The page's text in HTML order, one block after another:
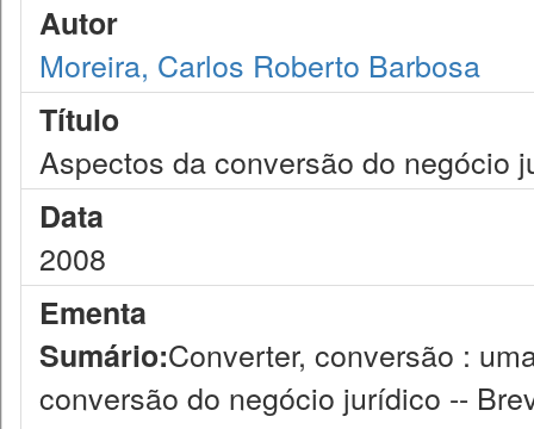
Autor
Moreira, Carlos Roberto Barbosa
Título
Aspectos da conversão do negócio
Data
2008
Ementa
Sumário:Converter, conversão :
conversão do negócio jurídico --